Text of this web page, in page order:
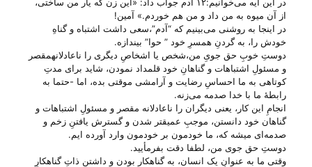
از آن میوه به من داد و من هم خوردم.» آمین!
در اینجا به روشنی می‌‌بینیم که “آدم”،سعی داشت اشتباه و گناهِ
خودش را، به گردنِ همسرِ خود ” حوا” بیندازه.
دوستِ خوبِ حق جویِ من،شخص یا اشخاصِ دیگری را ناعادلانهمقصر
و مسئولِ اشتباهات و گناهانِ خود قلمداد نمودن، شاید برای مدتِ
کوتاهی به ما احساسِ رضایت و آرامشی موقتی بده، اما -حتما به
رابطهٔ ما با خدا صدمه می‌‌زنه.
انجامِ این کار، یعنی دیگران را ناعادلانه مقصر و مسئولِ اشتباهات و
گناهان خود دانستن، موجبِ عمیقتر شدن و گسترش یافتنِ زخم و
صدمه‌ای میشه که، ما خودمون بر خودمون وارد آورده ایم.
دوستِ حق جوی من، لطفا دقت بفرمأیید.
وقتی ما به عنوانِ یک انسان، به گناهکار بودن و داشتنِ ذاتِ گناهکارِ